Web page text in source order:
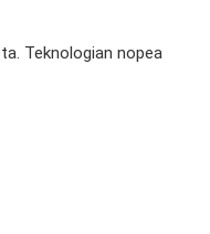
Teknologian nopea